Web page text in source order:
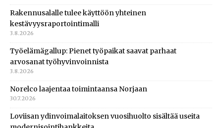
Rakennusalalle tulee käyttöön yhteinen
kestävyysraportointimalli
3.8.2026
Työelämägallup: Pienet työpaikat saavat parhaat
arvosanat työhyvinvoinnista
3.8.2026
Norelco laajentaa toimintaansa Norjaan
30.7.2026
Loviisan ydinvoimalaitoksen vuosihuolto sisältää useita